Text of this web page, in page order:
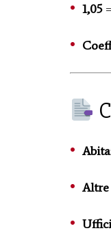
1,05
Altre